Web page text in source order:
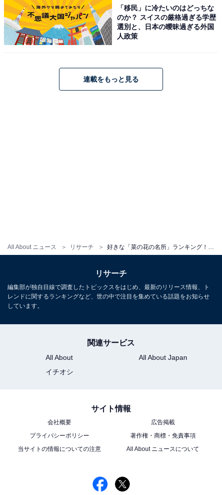
All About ニュース リサーチ
1 2
「移民」に冷たいのはどっちな
のか？ スイスの厳格過ぎる学歴
選別と、日本の曖昧過ぎる外国
人政策
連載をもっと見る
リサーチ
編集部が独自目線で調査したトピックスをはじめ、最新のリリース情報、ト
レンドに関するランキングなど、世の中で注目を集めている話題をお知らせ
しています。
関連サービス
All About
All About Japan
イチオシ
サイト情報
会社概要
広告掲載
プライバシーポリシー
著作権・商標・免責事項
当サイトの情報についての注意
All About ニュースについて